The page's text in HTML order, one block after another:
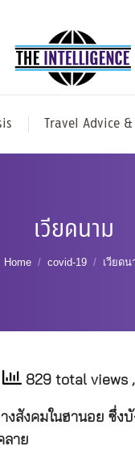
Travel Advice
เวียดนาม
You are here:
Home covid-19 เวียดน
829 total views
งสังคมในฮานอย ซึ่ง
ลาย